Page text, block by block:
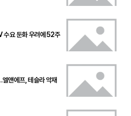
요 둔화 우려에 52주
앤에프, 테슬라 악재